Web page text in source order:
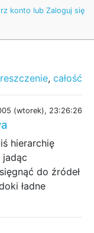
konto lub Zaloguj się
, całość
(wtorek), 23:26:26
hierarchię
jadąc
do źródeł
ładne